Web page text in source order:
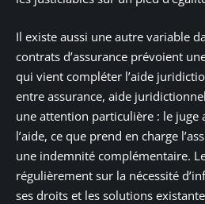
Il existe aussi une autre variable
contrats d’assurance prévoient
qui vient compléter l’aide
entre assurance, aide
une attention particulière : le juge
l’aide, ce que prend en charge
une indemnité complémentaire.
régulièrement sur la nécessité
ses droits et les solutions